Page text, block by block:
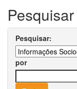
Pesquisar
Pesquisar:
por